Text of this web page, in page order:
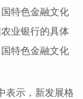
特色金融文化
业银行的具体
特色金融文化
表示，新发展格